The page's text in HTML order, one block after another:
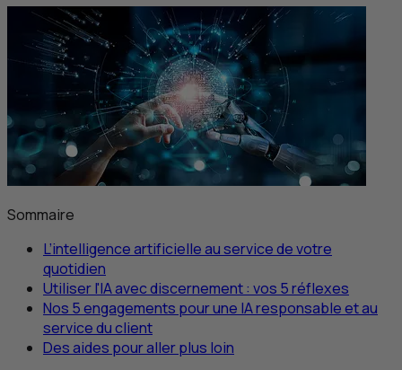
Sommaire
L’intelligence artificielle au service de votre
quotidien
Utiliser l'IAavec discernement : vos 5 réflexes
Nos 5 engagements pour une IAresponsable et au
service du client
Des aides pour aller plus loin